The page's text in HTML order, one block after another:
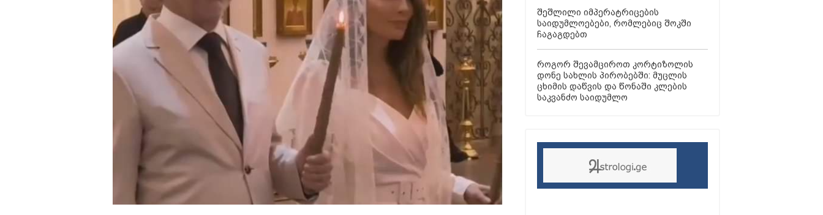
შეშლილი იმპერატრიცების
საიდუმლოებები, რომლებიც შოკში
ჩაგაგდებთ
როგორ შევამციროთ კორტიზოლის
დონე სახლის პირობებში: მუცლის
ცხიმის დაწვის და წონაში კლების
საკვანძო საიდუმლო